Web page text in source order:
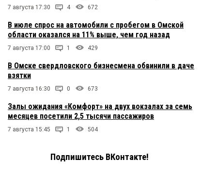
7 августа 17:30 4 672
В июле спрос на автомобили с пробегом в Омской
области оказался на 11% выше, чем год назад
7 августа 17:00 1 429
В Омске свердловского бизнесмена обвинили в даче
взятки
7 августа 16:30 0 673
Залы ожидания «Комфорт» на двух вокзалах за семь
месяцев посетили 2,5 тысячи пассажиров
7 августа 15:45 1 504
Подпишитесь ВКонтакте!